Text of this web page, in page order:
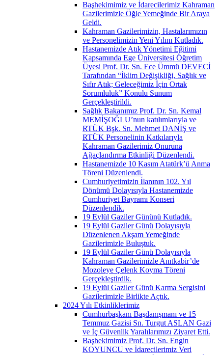
Başhekimimiz ve İdarecilerimiz Kahraman
Gazilerimizle Öğle Yemeğinde Bir Araya
Geldi.
Kahraman Gazilerimizin, Hastalarımızın
ve Personelimizin Yeni Yılını Kutladık.
Hastanemizde Atık Yönetimi Eğitimi
Kapsamında Ege Üniversitesi Öğretim
Üyesi Prof. Dr. Sn. Ece Ümmü DEVECİ
Tarafından “İklim Değişikliği, Sağlık ve
Sıfır Atık; Geleceğimiz İçin Ortak
Sorumluluk” Konulu Sunum
Gerçekleştirildi.
Sağlık Bakanımız Prof. Dr. Sn. Kemal
MEMİŞOĞLU’nun katılımlarıyla ve
RTÜK Bşk. Sn. Mehmet DANİŞ ve
RTÜK Personelinin Katkılarıyla
Kahraman Gazilerimiz Onuruna
Ağaçlandırma Etkinliği Düzenlendi.
Hastanemizde 10 Kasım Atatürk’ü Anma
Töreni Düzenlendi.
Cumhuriyetimizin İlanının 102. Yıl
Dönümü Dolayısıyla Hastanemizde
Cumhuriyet Bayramı Konseri
Düzenlendik.
19 Eylül Gaziler Gününü Kutladık.
19 Eylül Gaziler Günü Dolayısıyla
Düzenlenen Akşam Yemeğinde
Gazilerimizle Buluştuk.
19 Eylül Gaziler Günü Dolayısıyla
Kahraman Gazilerimizle Anıtkabir’de
Mozoleye Çelenk Koyma Töreni
Gerçekleştirdik.
19 Eylül Gaziler Günü Karma Sergisini
Gazilerimizle Birlikte Açtık.
2024 Yılı Etkinliklerimiz
Cumhurbaşkanı Başdanışmanı ve 15
Temmuz Gazisi Sn. Turgut ASLAN Gazi
ve İç Güvenlik Yaralılarımızı Ziyaret Etti.
Başhekimimiz Prof. Dr. Sn. Engin
KOYUNCU ve İdarecilerimiz Veri